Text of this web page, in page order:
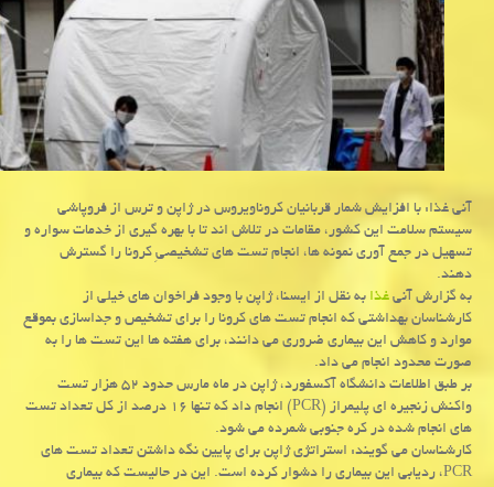
آنی غذا: با افزایش شمار قربانیان كروناویروس در ژاپن و ترس از فروپاشی
سیستم سلامت این كشور، مقامات در تلاش اند تا با بهره گیری از خدمات سواره و
تسهیل در جمع آوری نمونه ها، انجام تست های تشخیصیِ كرونا را گسترش
دهند.
به گزارش آنیغذابه نقل از ایسنا، ژاپن با وجود فراخوان های خیلی از
كارشناسان بهداشتی كه انجام تست های كرونا را برای تشخیص و جداسازی بموقع
موارد و كاهش این بیماری ضروری می دانند، برای هفته ها این تست ها را به
صورت محدود انجام می داد.
بر طبق اطلاعات دانشگاه آكسفورد، ژاپن در ماه مارس حدود ۵۲ هزار تست
واكنش زنجیره ای پلیمراز (PCR) انجام داد كه تنها ۱۶ درصد از كل تعداد تست
های انجام شده در كره جنوبی شمرده می شود.
كارشناسان می گویند: استراتژی ژاپن برای پایین نگه داشتن تعداد تست های
PCR، ردیابی این بیماری را دشوار كرده است. این در حالیست كه بیماری